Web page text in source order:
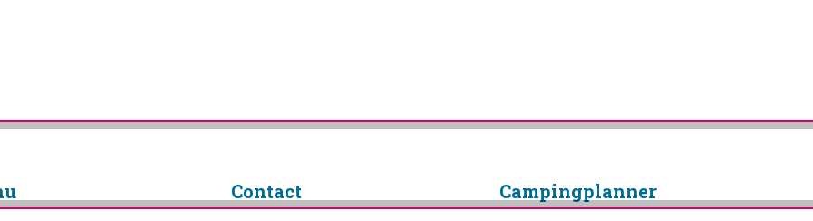
Contact Camping­planner